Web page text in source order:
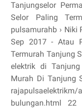
Tanjungselor
Selor Paling
pulsamurahb › Niki
Sep 2017 - Atau
Termurah Tanjung
elektrik di
Murah Di Tanjung
rajapulsaelektrikm/
bulungan.html